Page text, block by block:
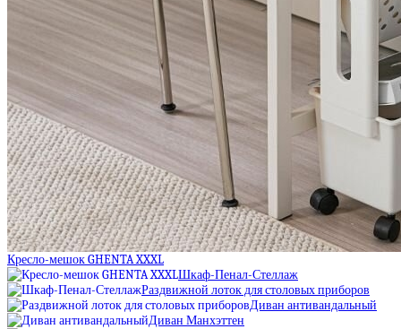
Кресло-мешок GHENTA XXXL
Шкаф-Пенал-Стеллаж
Раздвижной лоток для столовых приборов
Диван антивандальный
Диван Манхэттен